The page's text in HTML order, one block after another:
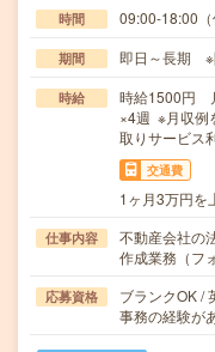
時間 09:00-18:00（
期間 即日～長期 ※
時給
時給1500円
×4週 ※月収例
取りサービス
交通費
1ヶ月3万円を
仕事内容
不動産会社の
作成業務（フ
応募資格
ブランクOK /
事務の経験が